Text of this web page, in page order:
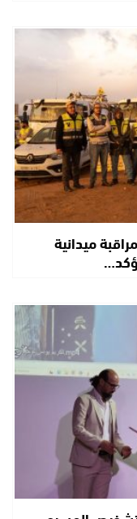
ميدانية